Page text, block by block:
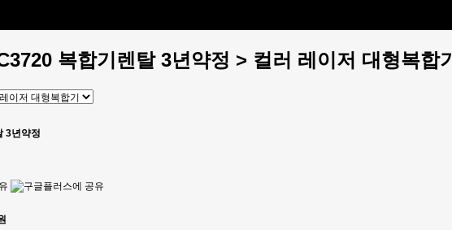
복합기렌탈 3년약정 > 컬러 레이저 대형복합기
3년약정